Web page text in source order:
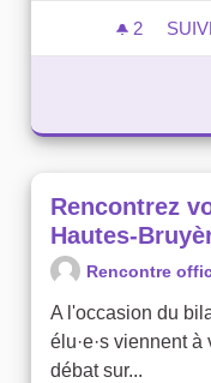
2 2
Rencontrez
Hautes-
Rencontre
A l'occasion du
élu·e·s viennent
débat sur...